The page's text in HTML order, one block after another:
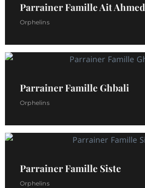
Parrainer Famille Ait Ahmed
Orphelins
Parrainer Famille Ghbali
Orphelins
Parrainer Famille Siste
Orphelins